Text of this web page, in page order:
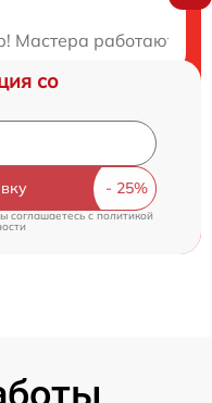
Мастера работают
со
соглашаетесь c политикой